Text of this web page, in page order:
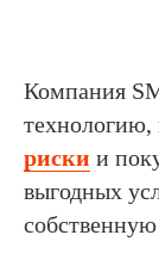
Компания
риски и
выгодных